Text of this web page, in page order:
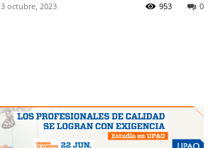
3 octubre, 2023 0
953